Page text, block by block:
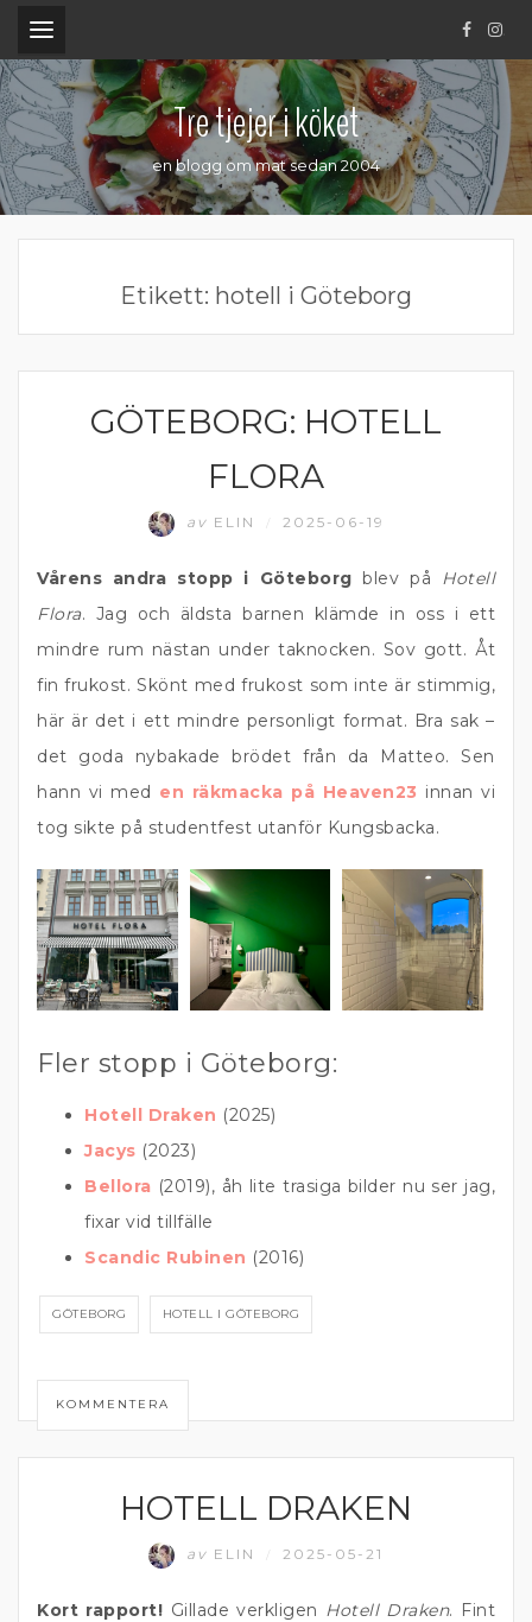
.
Tre tjejer i köket
en blogg om mat sedan 2004
Etikett: hotell i Göteborg
GÖTEBORGGÖTEBORG: HOTELL
FLORA
av ELIN 2025-06-19
Vårens andra stopp i Göteborg blev på Hotell
Flora. Jag och äldsta barnen klämde in oss i ett
mindre rum nästan under taknocken. Sov gott. Åt
fin frukost. Skönt med frukost som inte är stimmig,
här är det i ett mindre personligt format. Bra sak –
det goda nybakade brödet från da Matteo. Sen
hann vi med en räkmacka på Heaven23 innan vi
tog sikte på studentfest utanför Kungsbacka.
Fler stopp i Göteborg:
Hotell Draken (2025)
Jacys (2023)
Bellora (2019), åh lite trasiga bilder nu ser jag,
fixar vid tillfälle
Scandic Rubinen (2016)
GÖTEBORG HOTELL I GÖTEBORG
KOMMENTERA
HOTELL DRAKEN
av ELIN 2025-05-21
Kort rapport! Gillade verkligen Hotell Draken. Fint